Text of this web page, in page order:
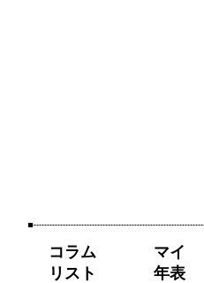
コラム
リスト
マイ
年表